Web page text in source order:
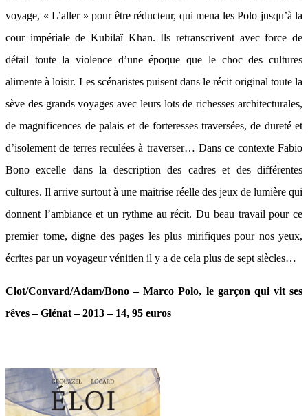
voyage, « L’aller » pour être réducteur, qui mena les Polo jusqu’à la
cour impériale de Kubilaï Khan. Ils retranscrivent avec force de
détail toute la violence d’une époque que le choc des cultures
alimente à loisir. Les scénaristes puisent dans le récit original toute la
sève des grands voyages avec leurs lots de richesses architecturales,
de magnificences de palais et de forteresses traversées, de dureté et
d’isolement de terres reculées à traverser… Dans ce contexte Fabio
Bono excelle dans la description des cadres et des différentes
cultures. Il arrive surtout à une maitrise réelle des jeux de lumière qui
donnent l’ambiance et un rythme au récit. Du beau travail pour ce
premier tome, digne des pages les plus mirifiques pour nos yeux,
écrites par un voyageur vénitien il y a de cela plus de sept siècles…
Clot/Convard/Adam/Bono – Marco Polo, le garçon qui vit ses
rêves – Glénat – 2013 – 14, 95 euros